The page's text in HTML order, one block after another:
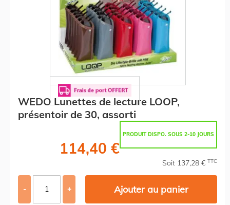
WEDO Lunettes de lecture LOOP,
présentoir de 30, assorti
PRODUIT DISPO. SOUS 2-10 JOURS
114,40 €
Soit 137,28 € TTC
- + Ajouter au panier